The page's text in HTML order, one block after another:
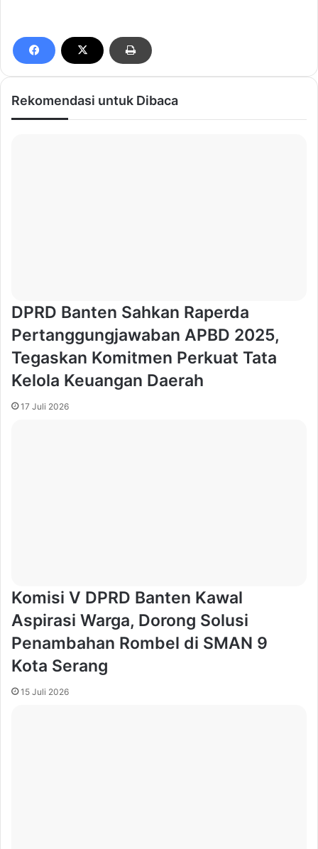
Rekomendasi untuk Dibaca
DPRD Banten Sahkan Raperda
Pertanggungjawaban APBD 2025,
Tegaskan Komitmen Perkuat Tata
Kelola Keuangan Daerah
17 Juli 2026
Komisi V DPRD Banten Kawal
Aspirasi Warga, Dorong Solusi
Penambahan Rombel di SMAN 9
Kota Serang
15 Juli 2026